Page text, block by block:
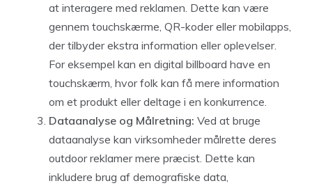
at interagere med reklamen. Dette kan være
gennem touchskærme, QR-koder eller mobilapps,
der tilbyder ekstra information eller oplevelser.
For eksempel kan en digital billboard have en
touchskærm, hvor folk kan få mere information
om et produkt eller deltage i en konkurrence.
Dataanalyse og Målretning: Ved at bruge
dataanalyse kan virksomheder målrette deres
outdoor reklamer mere præcist. Dette kan
inkludere brug af demografiske data,